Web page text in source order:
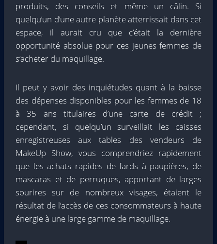
produits, des conseils et même un câlin. Si
quelqu’un d’une autre planète atterrissait dans cet
espace, il aurait cru que c’était la dernière
opportunité absolue pour ces jeunes femmes de
s’acheter du maquillage.
Il peut y avoir des inquiétudes quant à la baisse
des dépenses disponibles pour les femmes de 18
à 35 ans titulaires d’une carte de crédit ;
cependant, si quelqu’un surveillait les caisses
enregistreuses aux tables des vendeurs de
MakeUp Show, vous comprendriez rapidement
que les achats rapides de fards à paupières, de
mascaras et de perruques, apportant de larges
sourires sur de nombreux visages, étaient le
résultat de l’accès de ces consommateurs à haute
énergie à une large gamme de maquillage.